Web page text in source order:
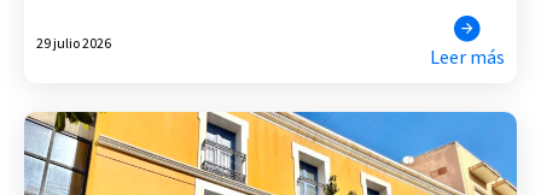
29 julio 2026
Leer más